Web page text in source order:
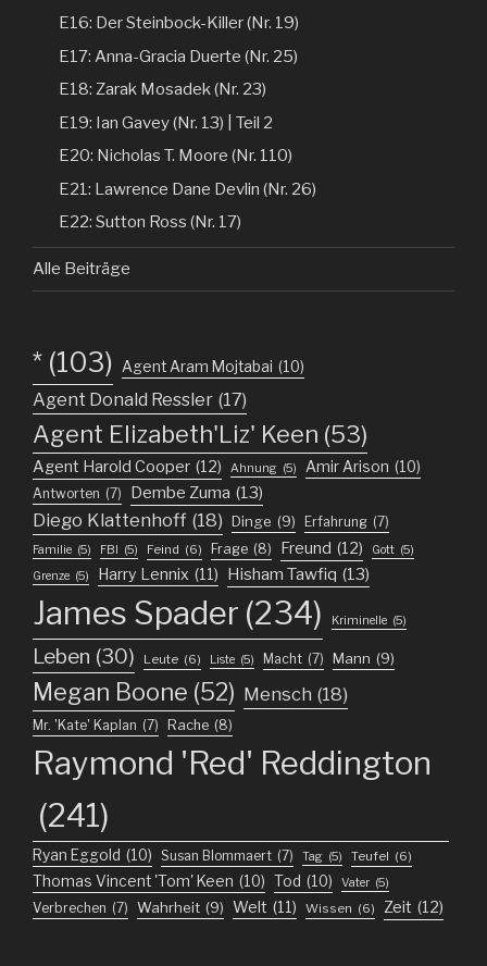
E16: Der Steinbock-Killer (Nr. 19)
E17: Anna-Gracia Duerte (Nr. 25)
E18: Zarak Mosadek (Nr. 23)
E19: Ian Gavey (Nr. 13) | Teil 2
E20: Nicholas T. Moore (Nr. 110)
E21: Lawrence Dane Devlin (Nr. 26)
E22: Sutton Ross (Nr. 17)
Alle Beiträge
* (103) Agent Aram Mojtabai (10)
Agent Donald Ressler (17)
Agent Elizabeth'Liz' Keen (53)
Agent Harold Cooper (12) Ahnung (5) Amir Arison (10)
Antworten (7) Dembe Zuma (13)
Diego Klattenhoff (18) Dinge (9) Erfahrung (7)
Familie (5) FBI (5) Feind (6) Frage (8) Freund (12) Gott (5)
Grenze (5) Harry Lennix (11) Hisham Tawfiq (13)
James Spader (234) Kriminelle (5)
Leben (30) Leute (6) Liste (5) Macht (7) Mann (9)
Megan Boone (52) Mensch (18)
Mr. 'Kate' Kaplan (7) Rache (8)
Raymond 'Red' Reddington
(241)
Ryan Eggold (10) Susan Blommaert (7) Tag (5) Teufel (6)
Thomas Vincent 'Tom' Keen (10) Tod (10) Vater (5)
Verbrechen (7) Wahrheit (9) Welt (11) Wissen (6) Zeit (12)